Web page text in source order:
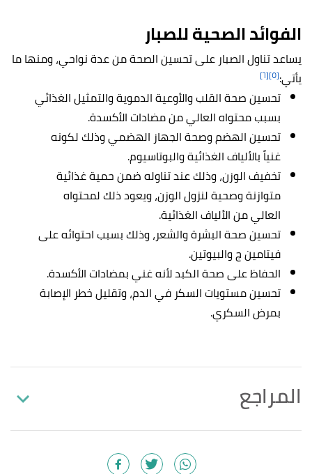
الفوائد الصحية للصبار
يساعد تناول الصبار على تحسين الصحة من عدة نواحي، ومنها ما
يأتي:[٥] [٦]
تحسين صحة القلب والأوعية الدموية والتمثيل الغذائي
بسبب محتواه العالي من مضادات الأكسدة.
تحسين الهضم وصحة الجهاز الهضمي وذلك لكونه
غنياً بالألياف الغذائية والبوتاسيوم.
تخفيف الوزن، وذلك عند تناوله ضمن حمية غذائية
متوازنة وصحية لنزول الوزن، ويعود ذلك لمحتواه
العالي من الألياف الغذائية.
تحسين صحة البشرة والشعر، وذلك بسبب احتوائه على
فيتامين ج والبيوتين.
الحفاظ على صحة الكبد لأنه غني بمضادات الأكسدة.
تحسين مستويات السكر في الدم، وتقليل خطر الإصابة
بمرض السكري.
المراجع
Retrieved 13/9/2021. Edited.